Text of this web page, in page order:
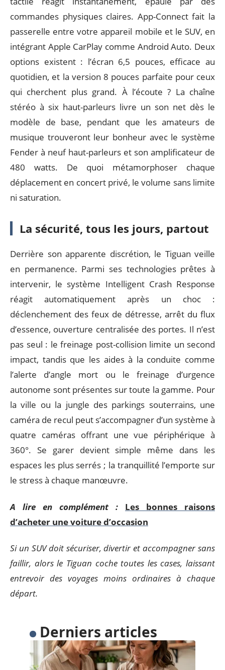
commandes physiques claires. App-Connect fait la
passerelle entre votre appareil mobile et le SUV, en
intégrant Apple CarPlay comme Android Auto. Deux
options existent : l’écran 6,5 pouces, efficace au
quotidien, et la version 8 pouces parfaite pour ceux
qui cherchent plus grand. À l’écoute ? La chaîne
stéréo à six haut-parleurs livre un son net dès le
modèle de base, pendant que les amateurs de
musique trouveront leur bonheur avec le système
Fender à neuf haut-parleurs et son amplificateur de
480 watts. De quoi métamorphoser chaque
déplacement en concert privé, le volume sans limite
ni saturation.
La sécurité, tous les jours, partout
Derrière son apparente discrétion, le Tiguan veille
en permanence. Parmi ses technologies prêtes à
intervenir, le système Intelligent Crash Response
réagit automatiquement après un choc :
déclenchement des feux de détresse, arrêt du flux
d’essence, ouverture centralisée des portes. Il n’est
pas seul : le freinage post-collision limite un second
impact, tandis que les aides à la conduite comme
l’alerte d’angle mort ou le freinage d’urgence
autonome sont présentes sur toute la gamme. Pour
la ville ou la jungle des parkings souterrains, une
caméra de recul peut s’accompagner d’un système à
quatre caméras offrant une vue périphérique à
360°. Se garer devient simple même dans les
espaces les plus serrés ; la tranquillité l’emporte sur
le stress à chaque manœuvre.
A lire en complément :
Les bonnes raisons
d’acheter une voiture d’occasion
Si un SUV doit sécuriser, divertir et accompagner sans
faillir, alors le Tiguan coche toutes les cases, laissant
entrevoir des voyages moins ordinaires à chaque
départ.
Derniers articles